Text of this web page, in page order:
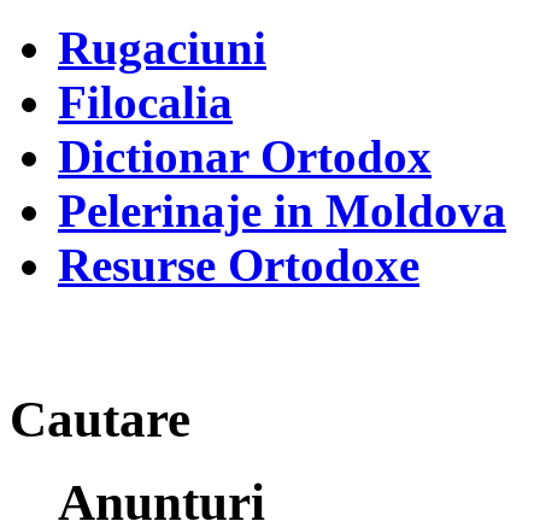
Rugaciuni
Filocalia
Dictionar Ortodox
Pelerinaje in Moldova
Resurse Ortodoxe
Cautare
Anunturi